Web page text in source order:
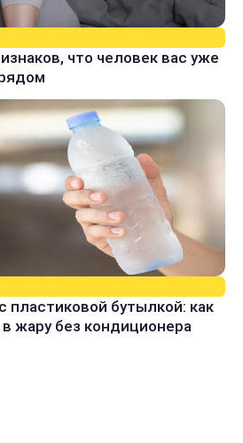
что человек вас уже
пластиковой бутылкой: как
жару без кондиционера